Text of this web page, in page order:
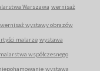
Warszawa wernisaż
wernisaż wystawy obrazów
malarze wystawa
współczesnego
wystawa